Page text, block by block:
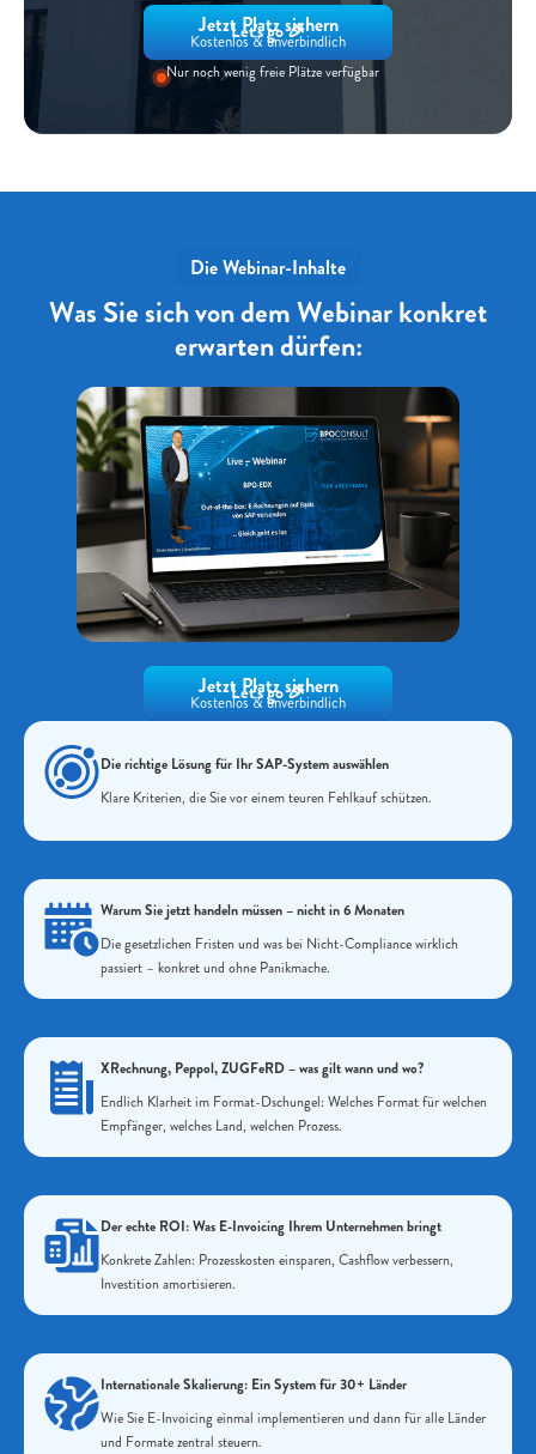
Let's go 🎉
Jetzt Platz sichern
Kostenlos & unverbindlich
Nur noch wenig freie Plätze verfügbar
Die Webinar-Inhalte
Was Sie sich von dem Webinar konkret
erwarten dürfen:
Let's go 🎉
Jetzt Platz sichern
Kostenlos & unverbindlich
Die richtige Lösung für Ihr SAP-System auswählen
Klare Kriterien, die Sie vor einem teuren Fehlkauf schützen.
Warum Sie jetzt handeln müssen – nicht in 6 Monaten
Die gesetzlichen Fristen und was bei Nicht-Compliance wirklich
passiert – konkret und ohne Panikmache.
XRechnung, Peppol, ZUGFeRD – was gilt wann und wo?
Endlich Klarheit im Format-Dschungel: Welches Format für welchen
Empfänger, welches Land, welchen Prozess.
Der echte ROI: Was E-Invoicing Ihrem Unternehmen bringt
Konkrete Zahlen: Prozesskosten einsparen, Cashflow verbessern,
Investition amortisieren.
Internationale Skalierung: Ein System für 30+ Länder
Wie Sie E-Invoicing einmal implementieren und dann für alle Länder
und Formate zentral steuern.